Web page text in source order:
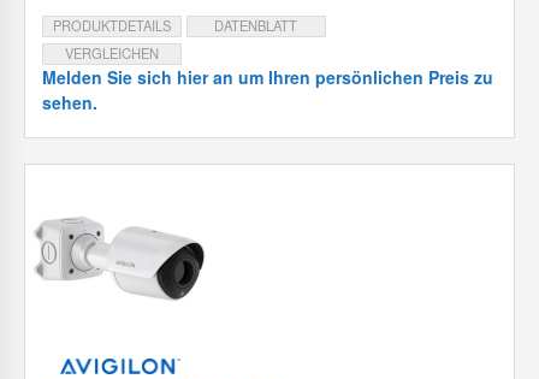
PRODUKTDETAILS
DATENBLATT
VERGLEICHEN
Melden Sie sich hier an um Ihren persönlichen Preis zu
sehen.